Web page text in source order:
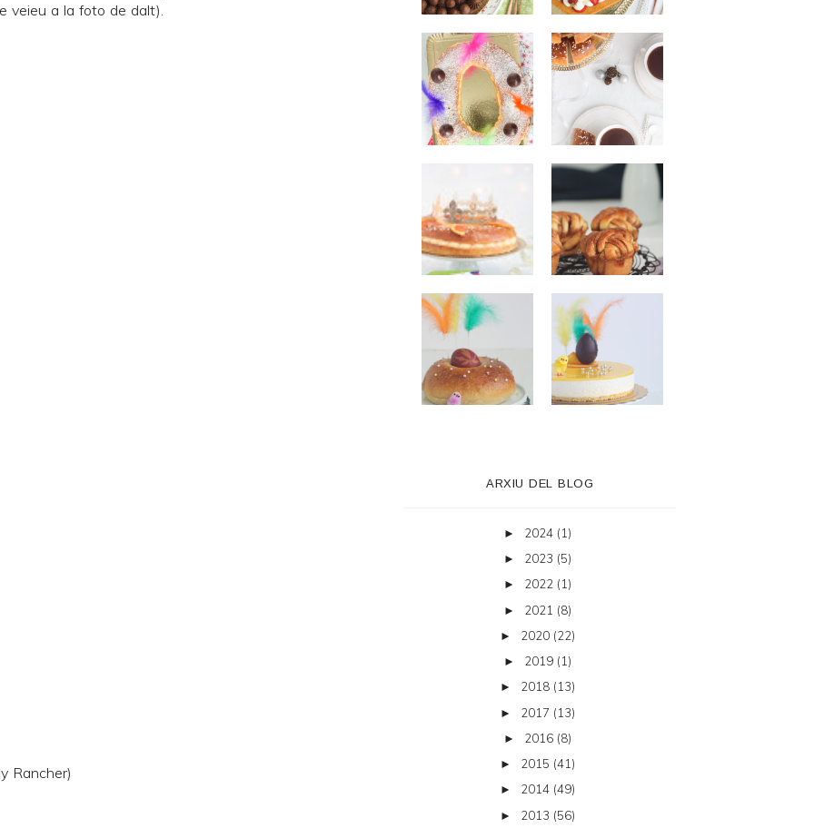
veieu a la foto de dalt).
Rancher)
ARXIU DEL BLOG
► 2024 (1)
► 2023 (5)
► 2022 (1)
► 2021 (8)
► 2020 (22)
► 2019 (1)
► 2018 (13)
► 2017 (13)
► 2016 (8)
► 2015 (41)
► 2014 (49)
► 2013 (56)